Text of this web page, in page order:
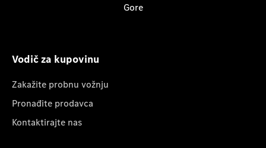
Gore
Vodič za kupovinu
Zakažite probnu vožnju
Pronađite prodavca
Kontaktirajte nas